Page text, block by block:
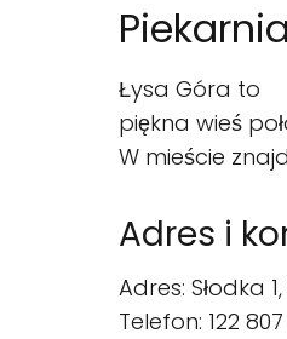
Łysa Góra to
piękna wieś
W mieście
Adres i
Adres: Słodka
Telefon: 122